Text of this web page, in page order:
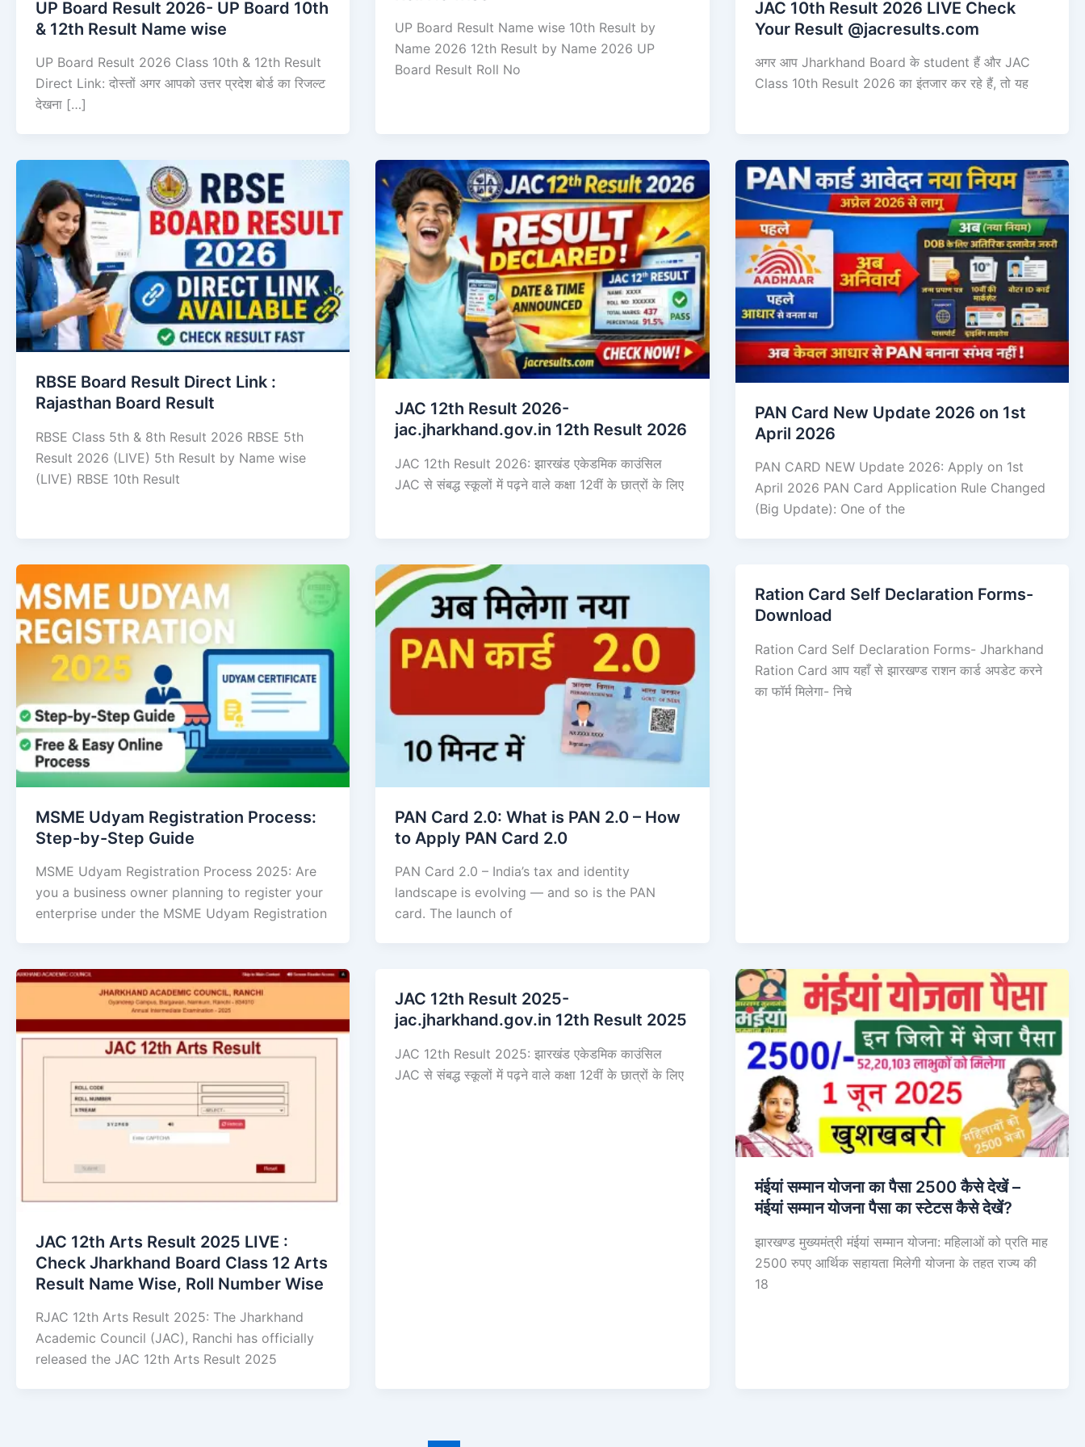
UP Board Result 2026- UP Board 10th
& 12th Result Name wise
UP Board Result 2026 Class 10th & 12th Result
Direct Link: दोस्तों अगर आपको उत्तर प्रदेश बोर्ड का रिजल्ट
देखना […]
UP Board Result Name wise 10th Result by
Name 2026 12th Result by Name 2026 UP
Board Result Roll No
JAC 10th Result 2026 LIVE Check
Your Result @jacresults.com
अगर आप Jharkhand Board के student हैं और JAC
Class 10th Result 2026 का इंतजार कर रहे हैं, तो यह
RBSE Board Result Direct Link : ​
Rajasthan Board Result
RBSE Class 5th & 8th Result 2026 RBSE 5th
Result 2026 (LIVE) 5th Result by Name wise
(LIVE) RBSE 10th Result
JAC 12th Result 2026-
jac.jharkhand.gov.in 12th Result 2026
JAC 12th Result 2026: झारखंड एकेडमिक काउंसिल
JAC से संबद्ध स्कूलों में पढ़ने वाले कक्षा 12वीं के छात्रों के लिए
PAN Card New Update 2026 on 1st
April 2026
PAN CARD NEW Update 2026: Apply on 1st
April 2026 PAN Card Application Rule Changed
(Big Update): One of the
MSME Udyam Registration Process:
Step-by-Step Guide
MSME Udyam Registration Process 2025: Are
you a business owner planning to register your
enterprise under the MSME Udyam Registration
PAN Card 2.0: What is PAN 2.0 – How
to Apply PAN Card 2.0
PAN Card 2.0 – India’s tax and identity
landscape is evolving — and so is the PAN
card. The launch of
Ration Card Self Declaration Forms-
Download
Ration Card Self Declaration Forms- Jharkhand
Ration Card आप यहाँ से झारखण्ड राशन कार्ड अपडेट करने
का फॉर्म मिलेगा- निचे
JAC 12th Arts Result 2025 LIVE :
Check Jharkhand Board Class 12 Arts
Result Name Wise, Roll Number Wise
RJAC 12th Arts Result 2025: The Jharkhand
Academic Council (JAC), Ranchi has officially
released the JAC 12th Arts Result 2025
JAC 12th Result 2025-
jac.jharkhand.gov.in 12th Result 2025
JAC 12th Result 2025: झारखंड एकेडमिक काउंसिल
JAC से संबद्ध स्कूलों में पढ़ने वाले कक्षा 12वीं के छात्रों के लिए
मंईयां सम्मान योजना का पैसा 2500 कैसे देखें –
मंईयां सम्मान योजना पैसा का स्टेटस कैसे देखें?
झारखण्ड मुख्यमंत्री मंईयां सम्मान योजना: महिलाओं को प्रति माह
2500 रुपए आर्थिक सहायता मिलेगी योजना के तहत राज्य की
18